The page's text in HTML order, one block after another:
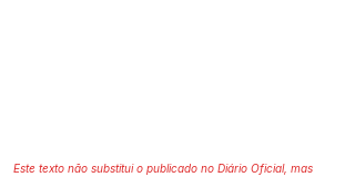
Este texto não substitui o publicado no Diário Oficial, mas